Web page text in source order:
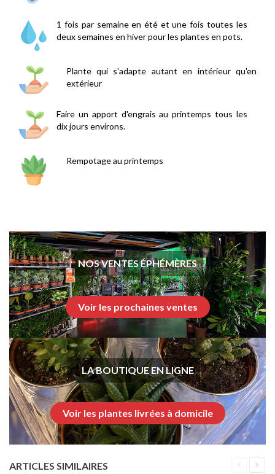
1 fois par semaine en été et une fois toutes les
deux semaines en hiver pour les plantes en pots.
Plante qui s'adapte autant en intérieur qu'en
extérieur
Faire un apport d'engrais au printemps tous les
dix jours environs.
Rempotage au printemps
NOS VENTES ÉPHÉMÈRES
Voir les prochaines ventes
LA BOUTIQUE EN LIGNE
Voir les plantes livrées à domicile
ARTICLES SIMILAIRES